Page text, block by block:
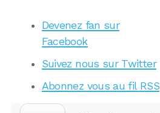
Devenez fan sur
Facebook
Suivez nous sur Twitter
Abonnez vous au fil RSS